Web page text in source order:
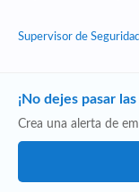
Supervisor de Seguridad
¡No dejes pasar
Crea una alerta de